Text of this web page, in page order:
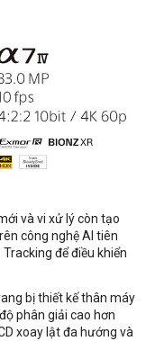
và vi xử lý còn tạo
công nghệ AI tiên
để điều khiển
bị thiết kế thân máy
phân giải cao hơn
xoay lật đa hướng và